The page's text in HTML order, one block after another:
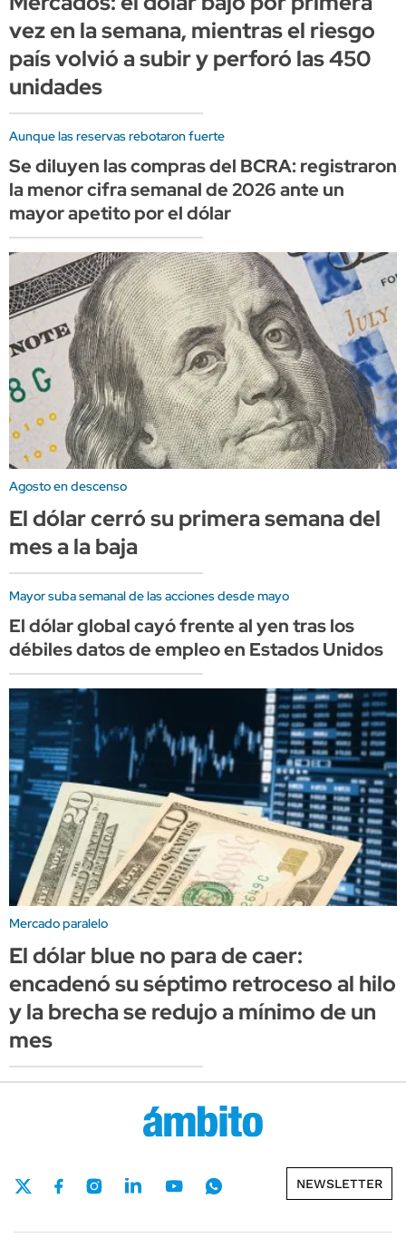
vez en la semana, mientras el riesgo
país volvió a subir y perforó las 450
unidades
Aunque las reservas rebotaron fuerte
Se diluyen las compras del BCRA: registraron
la menor cifra semanal de 2026 ante un
mayor apetito por el dólar
Agosto en descenso
El dólar cerró su primera semana del
mes a la baja
Mayor suba semanal de las acciones desde mayo
El dólar global cayó frente al yen tras los
débiles datos de empleo en Estados Unidos
Mercado paralelo
El dólar blue no para de caer:
encadenó su séptimo retroceso al hilo
y la brecha se redujo a mínimo de un
mes
NEWSLETTER